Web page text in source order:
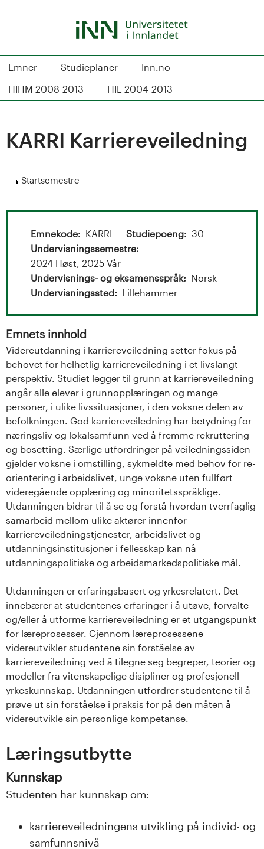
S
d
k
o
g
U
n
v
e
r
s
t
e
t
e
t
n
n
Emner Studieplaner
Inn.no
HIHM 2008-2013
HIL 2004-2013
KARRI Karriereveiledning
Vis
Startsemestre
Emnekode KARRI Studiepoeng
30
Undervisningssemestre
2024 Høst, 2025 Vår
Undervisnings- og eksamensspråk
Norsk
Undervisningssted
Lillehammer
Emnets innhold
Videreutdanning i karriereveiledning setter fokus på
behovet for helhetlig karriereveiledning i et livslangt
perspektiv. Studiet legger til grunn at karriereveiledning
angår alle elever i grunnopplæringen og mange
personer, i ulike livssituasjoner, i den voksne delen av
befolkningen. God karriereveiledning har betydning for
næringsliv og lokalsamfunn ved å fremme rekruttering
og bosetting. Særlige utfordringer på veiledningssiden
gjelder voksne i omstilling, sykmeldte med behov for re-
orientering i arbeidslivet, unge voksne uten fullført
videregående opplæring og minoritetsspråklige.
Utdanningen bidrar til å se og forstå hvordan tverrfaglig
samarbeid mellom ulike aktører innenfor
karriereveiledningstjenester, arbeidslivet og
utdanningsinstitusjoner i fellesskap kan nå
utdanningspolitiske og arbeidsmarkedspolitiske mål.
Utdanningen er erfaringsbasert og yrkesrelatert. Det
innebærer at studentenes erfaringer i å utøve, forvalte
og/eller å utforme karriereveiledning er et utgangspunkt
for læreprosesser. Gjennom læreprosessene
videreutvikler studentene sin forståelse av
karriereveiledning ved å tilegne seg begreper, teorier og
modeller fra vitenskapelige disipliner og profesjonell
yrkeskunnskap. Utdanningen utfordrer studentene til å
prøve ut sin forståelse i praksis for på den måten å
videreutvikle sin personlige kompetanse.
Læringsutbytte
Kunnskap
Studenten har kunnskap om:
karriereveiledningens utvikling på individ- og
samfunnsnivå